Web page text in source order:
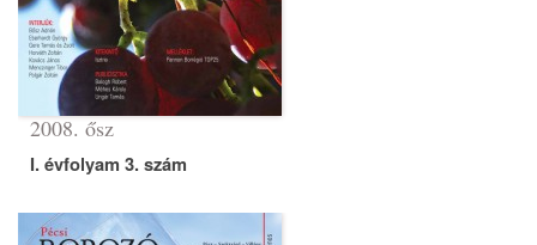
2008. ősz
I. évfolyam 3. szám